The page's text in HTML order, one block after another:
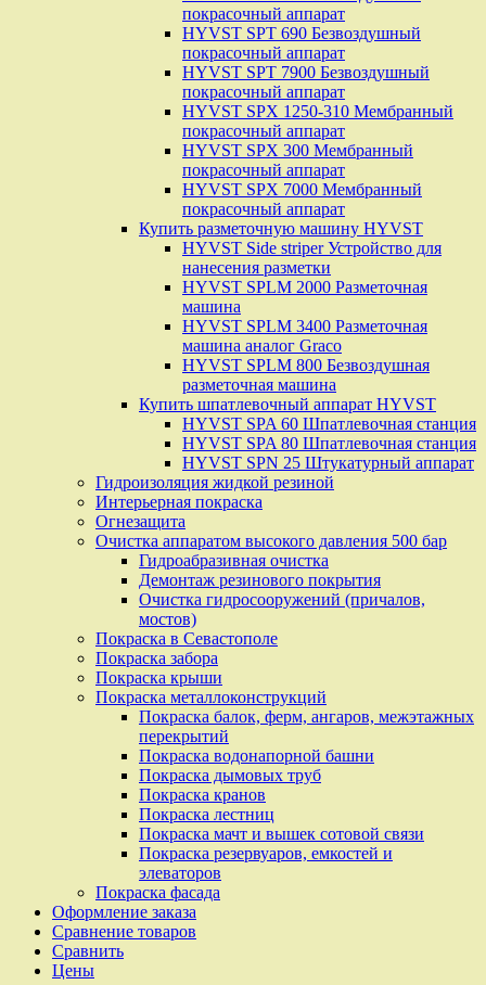
покрасочный аппарат
HYVST SPT 690 Безвоздушный
покрасочный аппарат
HYVST SPT 7900 Безвоздушный
покрасочный аппарат
HYVST SPX 1250-310 Мембранный
покрасочный аппарат
HYVST SPX 300 Мембранный
покрасочный аппарат
HYVST SPX 7000 Мембранный
покрасочный аппарат
Купить разметочную машину HYVST
HYVST Side striper Устройство для
нанесения разметки
HYVST SPLM 2000 Разметочная
машина
HYVST SPLM 3400 Разметочная
машина аналог Graco
HYVST SPLM 800 Безвоздушная
разметочная машина
Купить шпатлевочный аппарат HYVST
HYVST SPA 60 Шпатлевочная станция
HYVST SPA 80 Шпатлевочная станция
HYVST SPN 25 Штукатурный аппарат
Гидроизоляция жидкой резиной
Интерьерная покраска
Огнезащита
Очистка аппаратом высокого давления 500 бар
Гидроабразивная очистка
Демонтаж резинового покрытия
Очистка гидросооружений (причалов,
мостов)
Покраска в Севастополе
Покраска забора
Покраска крыши
Покраска металлоконструкций
Покраска балок, ферм, ангаров, межэтажных
перекрытий
Покраска водонапорной башни
Покраска дымовых труб
Покраска кранов
Покраска лестниц
Покраска мачт и вышек сотовой связи
Покраска резервуаров, емкостей и
элеваторов
Покраска фасада
Оформление заказа
Сравнение товаров
Сравнить
Цены